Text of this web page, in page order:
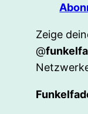
Zeige
@